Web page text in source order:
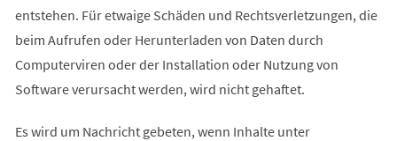
entstehen. Für etwaige Schäden und Rechtsverletzungen, die
beim Aufrufen oder Herunterladen von Daten durch
Computerviren oder der Installation oder Nutzung von
Software verursacht werden, wird nicht gehaftet.
Es wird um Nachricht gebeten, wenn Inhalte unter